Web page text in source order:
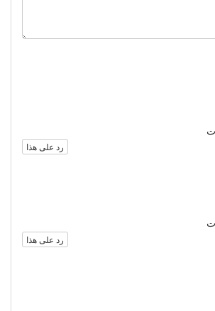
رد على هذا
رد على هذا